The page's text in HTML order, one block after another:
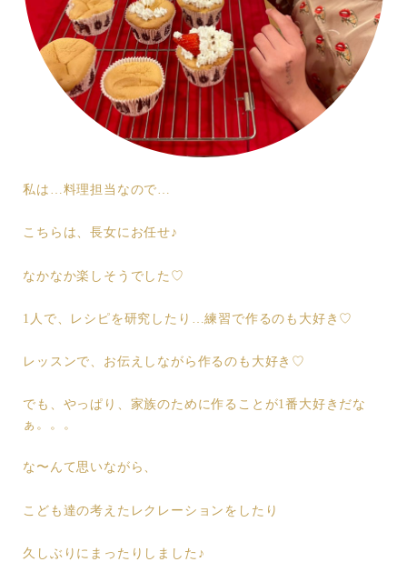
私は…料理担当なので…
こちらは、長女にお任せ♪
なかなか楽しそうでした♡
1人で、レシピを研究したり…練習で作るのも大好き♡
レッスンで、お伝えしながら作るのも大好き♡
でも、やっぱり、家族のために作ることが1番大好きだな
ぁ。。。
な〜んて思いながら、
こども達の考えたレクレーションをしたり
久しぶりにまったりしました♪